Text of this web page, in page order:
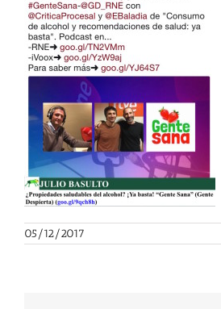
05/12/2017